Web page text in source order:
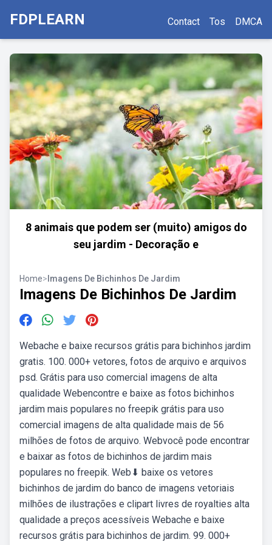
FDPLEARN Contact Tos DMCA
8 animais que podem ser (muito) amigos do
seu jardim - Decoração e
Home> Imagens De Bichinhos De Jardim
Imagens De Bichinhos De Jardim
Webache e baixe recursos grátis para bichinhos jardim
gratis. 100. 000+ vetores, fotos de arquivo e arquivos
psd. Grátis para uso comercial imagens de alta
qualidade Webencontre e baixe as fotos bichinhos
jardim mais populares no freepik grátis para uso
comercial imagens de alta qualidade mais de 56
milhões de fotos de arquivo. Webvocê pode encontrar
e baixar as fotos de bichinhos de jardim mais
populares no freepik. Web⬇ baixe os vetores
bichinhos de jardim do banco de imagens vetoriais
milhões de ilustrações e clipart livres de royalties alta
qualidade a preços acessíveis Webache e baixe
recursos grátis para bichinhos de jardim. 99. 000+